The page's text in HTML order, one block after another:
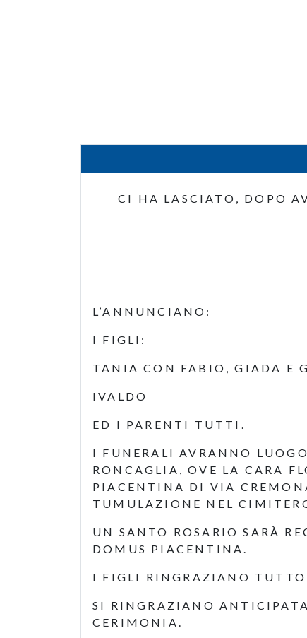
CI HA LASCIATO, DOPO
L’ANNUNCIANO:
I FIGLI:
TANIA CON FABIO, GIADA E
IVALDO
ED I PARENTI TUTTI.
I FUNERALI AVRANNO
RONCAGLIA, OVE LA CARA
PIACENTINA DI VIA
TUMULAZIONE NEL
UN SANTO ROSARIO SARÀ
DOMUS PIACENTINA.
I FIGLI RINGRAZIANO TUTTO
SI RINGRAZIANO
CERIMONIA.